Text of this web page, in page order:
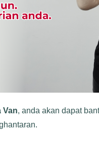
Van, anda akan dapat